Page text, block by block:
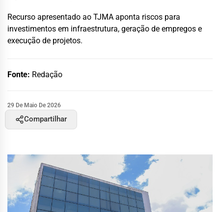
Recurso apresentado ao TJMA aponta riscos para
investimentos em infraestrutura, geração de empregos e
execução de projetos.
Fonte: Redação
29 De Maio De 2026
Compartilhar